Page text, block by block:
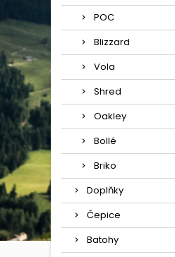
POC
Blizzard
Vola
Shred
Oakley
Bollé
Briko
Doplňky
Čepice
Batohy